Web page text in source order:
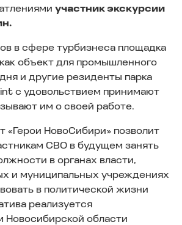
участник экскурсии
в сфере турбизнеса площадка
объект для промышленного
и другие резиденты парка
с удовольствием принимают
им о своей работе.
«Герои НовоСибири» позволит
СВО в будущем занять
в органах власти,
и муниципальных учреждениях
в политической жизни
реализуется
Новосибирской области